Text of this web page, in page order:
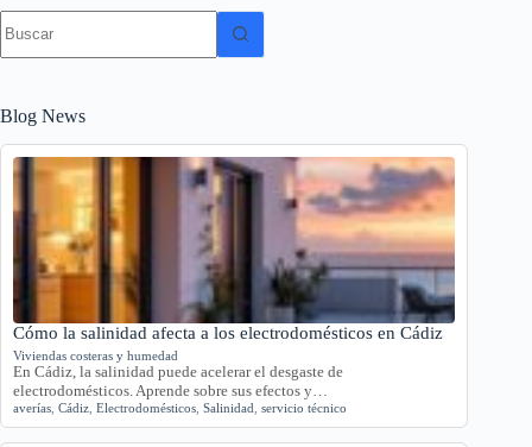
resultados
Blog News
Cómo la salinidad afecta a los electrodomésticos en Cádiz
Viviendas costeras y humedad
En Cádiz, la salinidad puede acelerar el desgaste de
electrodomésticos. Aprende sobre sus efectos y…
averías Cádiz Electrodomésticos Salinidad servicio técnico